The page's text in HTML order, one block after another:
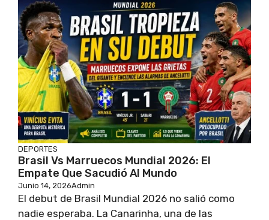
DEPORTES
Brasil Vs Marruecos Mundial 2026: El
Empate Que Sacudió Al Mundo
Junio 14, 2026Admin
El debut de Brasil Mundial 2026 no salió como
nadie esperaba. La Canarinha, una de las